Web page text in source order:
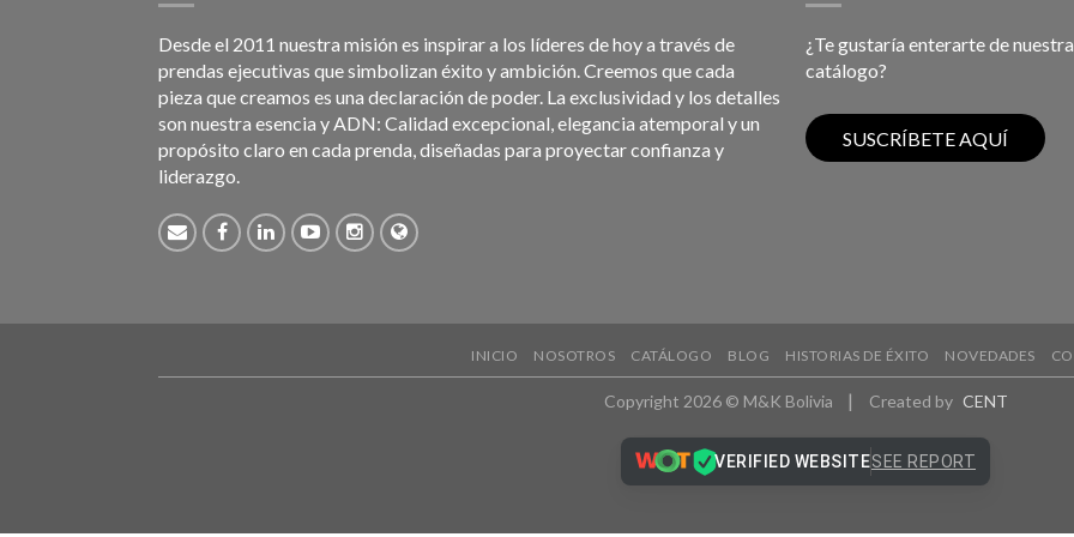
Desde el 2011 nuestra misión es inspirar a los líderes de hoy a través de
prendas ejecutivas que simbolizan éxito y ambición. Creemos que cada
pieza que creamos es una declaración de poder. La exclusividad y los detalles
son nuestra esencia y ADN: Calidad excepcional, elegancia atemporal y un
propósito claro en cada prenda, diseñadas para proyectar confianza y
liderazgo.
¿Te gustaría enterarte de
catálogo?
INICIO NOSOTROS CATÁLOGO BLOG HISTORIAS DE ÉXITO NOVEDADES
Copyright 2026 © M&K Bolivia | Created by CENT
VERIFIED WEBSITESEE REPORT